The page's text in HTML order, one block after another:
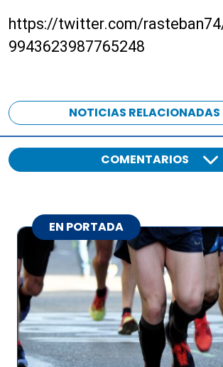
https://twitter.com/
9943623987765248
NOTICIAS RELACIONADAS
COMENTARIOS
EN PORTADA